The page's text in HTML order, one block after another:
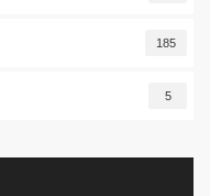
185
5